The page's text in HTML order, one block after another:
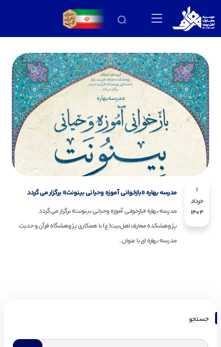
1
خرداد
1404
مدرسه بهاره «بازخوانی آموزه وحیانی بینونت» برگزار می‌گردد
مدرسه بهاره «بازخوانی آموزه وحیانی بینونت» برگزار می‌گردد
پژوهشکده معارف اهل‌بیت(ع) با همکاری پژوهشگاه قرآن و حدیث،
مدرسه بهاره ای با عنوان...
جستجو